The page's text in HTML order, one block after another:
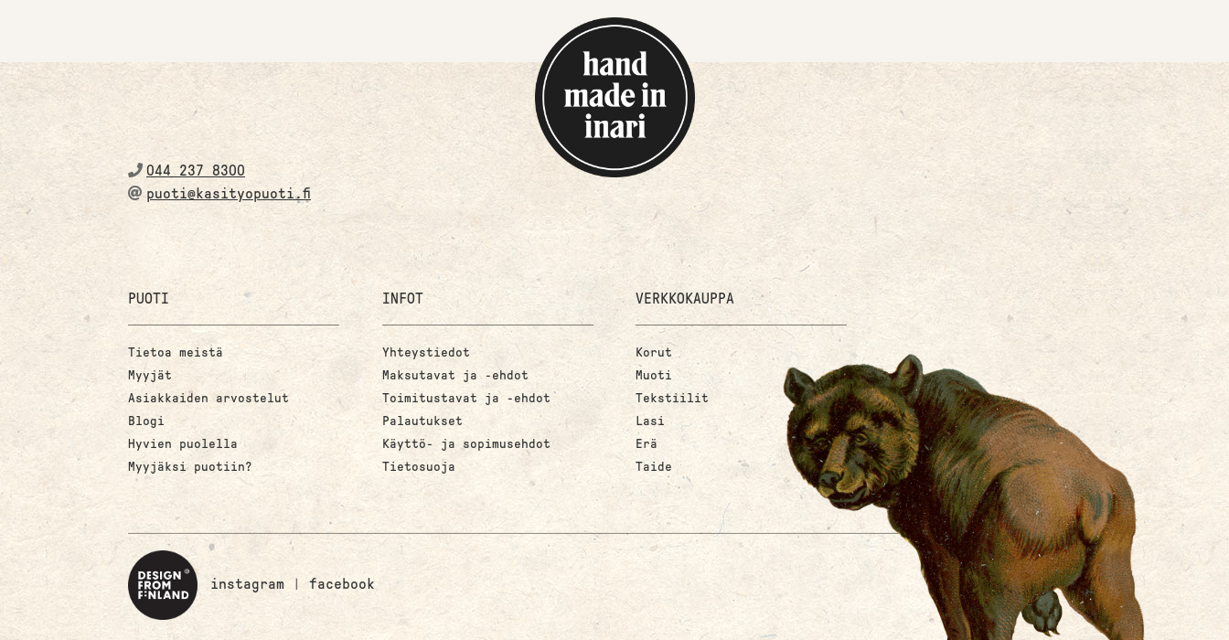
a
l
e
044 237 8300
puoti@kasityopuoti.fi
PUOTI
Tietoa meistä
Myyjät
Asiakkaiden arvostelut
Blogi
Hyvien puolella
Myyjäksi puotiin?
INFOT
Yhteystiedot
Maksutavat ja -ehdot
Toimitustavat ja -ehdot
Palautukset
Käyttö- ja sopimusehdot
Tietosuoja
VERKKOKAUPPA
Korut
Muoti
Tekstiilit
Lasi
Erä
Taide
instagram |facebook